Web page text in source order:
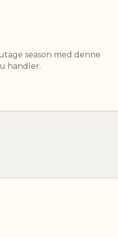
season med denne
handler.